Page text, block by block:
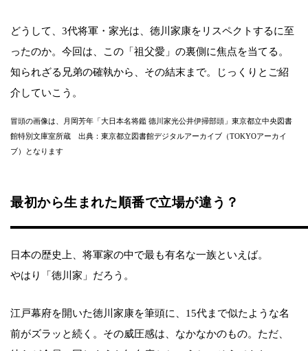
どうして、3代将軍・家光は、徳川家康をリスペクトするに至
ったのか。今回は、この「祖父愛」の裏側に焦点を当てる。
知られざる兄弟の確執から、その結末まで。じっくりとご紹
介していこう。
冒頭の画像は、月岡芳年「大日本名将鑑 德川家光公井伊掃部頭」東京都立中央図書
館特別文庫室所蔵 出典：東京都立図書館デジタルアーカイブ（TOKYOアーカイ
ブ）となります
最初から生まれた順番で立場が違う？
日本の歴史上、将軍家の中で最も有名な一族といえば。
やはり「徳川家」だろう。
江戸幕府を開いた徳川家康を筆頭に、15代まで似たような名
前がズラッと続く。その威圧感は、なかなかのもの。ただ、